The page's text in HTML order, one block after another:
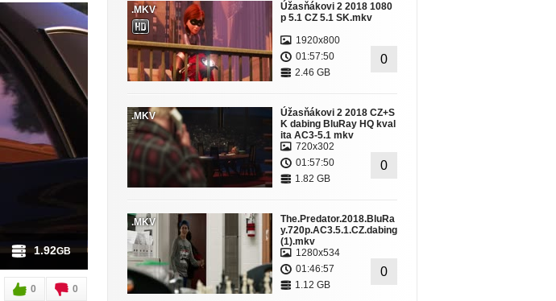
1.92GB
0 0
.MKV
Úžasňákovi 2 2018 1080
p 5.1 CZ 5.1 SK.mkv
1920x800
01:57:50
2.46 GB
0
.MKV
Úžasňákovi 2 2018 CZ+S
K dabing BluRay HQ kval
ita AC3-5.1 mkv
720x302
01:57:50
1.82 GB
0
.MKV
The.Predator.2018.BluRa
y.720p.AC3.5.1.CZ.dabing
(1).mkv
1280x534
01:46:57
1.12 GB
0